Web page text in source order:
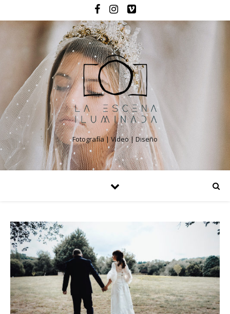
Fotografía | Video | Diseño